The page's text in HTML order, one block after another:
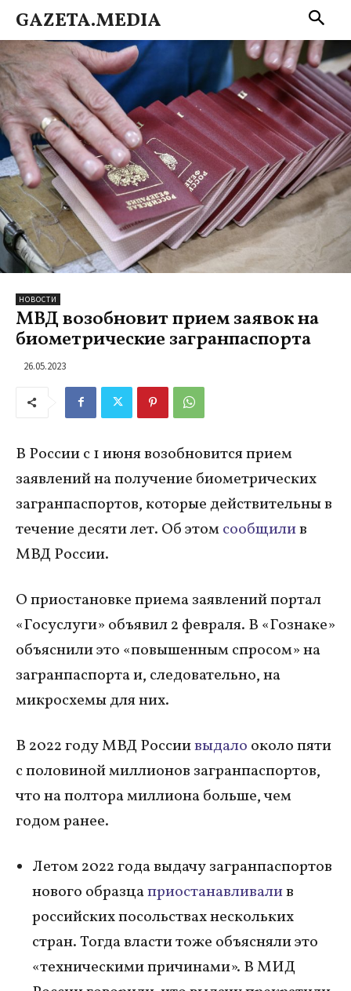
GAZETA.MEDIA
НОВОСТИ
МВД возобновит прием заявок на
биометрические загранпаспорта
26.05.2023
В России с 1 июня возобновится прием
заявлений на получение биометрических
загранпаспортов, которые действительны в
течение десяти лет. Об этомсообщилив
МВД России.
О приостановке приема заявлений портал
«Госуслуги» объявил 2 февраля. В «Гознаке»
объяснили это «повышенным спросом» на
загранпаспорта и, следовательно, на
микросхемы для них.
В 2022 году МВД Россиивыдало около пяти
с половиной миллионов загранпаспортов,
что на полтора миллиона больше, чем
годом ранее.
Летом 2022 года выдачу загранпаспортов
нового образцаприостанавливалив
российских посольствах нескольких
стран. Тогда власти тоже объясняли это
«техническими причинами». В МИД